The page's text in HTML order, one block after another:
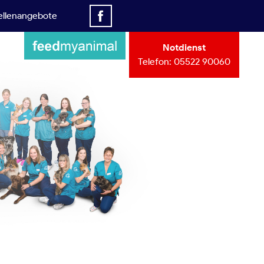
Notdienst
Telefon: 05522 90060